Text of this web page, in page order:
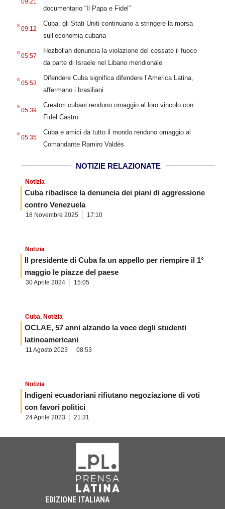
09:21
documentario “Il Papa e Fidel”
.09:12
Cuba: gli Stati Uniti continuano a stringere la morsa
sull’economia cubana
.05:57
Hezbollah denuncia la violazione del cessate il fuoco
da parte di Israele nel Libano meridionale
.05:53
Difendere Cuba significa difendere l’America Latina,
affermano i brasiliani
.05:39
Creatori cubani rendono omaggio al loro vincolo con
Fidel Castro
.05:35
Cuba e amici da tutto il mondo rendono omaggio al
Comandante Ramiro Valdés
NOTIZIE RELAZIONATE
Notizia
Cuba ribadisce la denuncia dei piani di aggressione
contro Venezuela
18 Novembre 2025 17:10
Notizia
Il presidente di Cuba fa un appello per riempire il 1°
maggio le piazze del paese
30 Aprile 2024 15:05
Cuba, Notizia
OCLAE, 57 anni alzando la voce degli studenti
latinoamericani
11 Agosto 2023 08:53
Notizia
Indigeni ecuadoriani rifiutano negoziazione di voti
con favori politici
24 Aprile 2023 21:31
EDIZIONE ITALIANA